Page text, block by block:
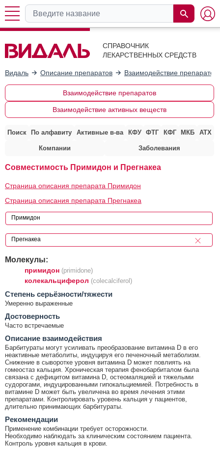
СПРАВОЧНИК
ЛЕКАРСТВЕННЫХ СРЕДСТВ
Видаль Описание препаратов Взаимодействие препаратов
Взаимодействие препаратов
Взаимодействие активных веществ
Поиск По алфавиту Активные в-ва КФУ ФТГ КФГ МКБ АТХ
Компании Заболевания
Совместимость Примидон и Прегнакеа
Страница описания препарата Примидон
Страница описания препарата Прегнакеа
Молекулы:
примидон (primidone)
колекальциферол (colecalciferol)
Cтепень серьёзности/тяжести
Умеренно выраженные
Достоверность
Часто встречаемые
Описание взаимодействия
Барбитураты могут усиливать преобразование витамина D в его
неактивные метаболиты, индуцируя его печеночный метаболизм.
Снижение в сыворотке уровня витамина D может повлиять на
гомеостаз кальция. Хроническая терапия фенобарбиталом была
связана с дефицитом витамина D, остеомаляцией и тяжелыми
судорогами, индуцированными гипокальциемией. Потребность в
витамине D может быть увеличена во время лечения этими
препаратами. Контролировать уровень кальция у пациентов,
длительно принимающих барбитураты.
Рекомендации
Применение комбинации требует осторожности.
Необходимо наблюдать за клиническим состоянием пациента.
Контроль уровня кальция в крови.